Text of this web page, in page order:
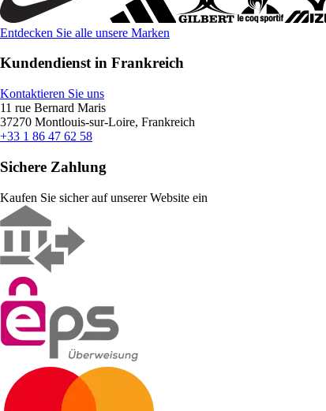
Entdecken Sie alle unsere Marken
Kundendienst in Frankreich
Kontaktieren Sie uns
11 rue Bernard Maris
37270 Montlouis-sur-Loire, Frankreich
+33 1 86 47 62 58
Sichere Zahlung
Kaufen Sie sicher auf unserer Website ein